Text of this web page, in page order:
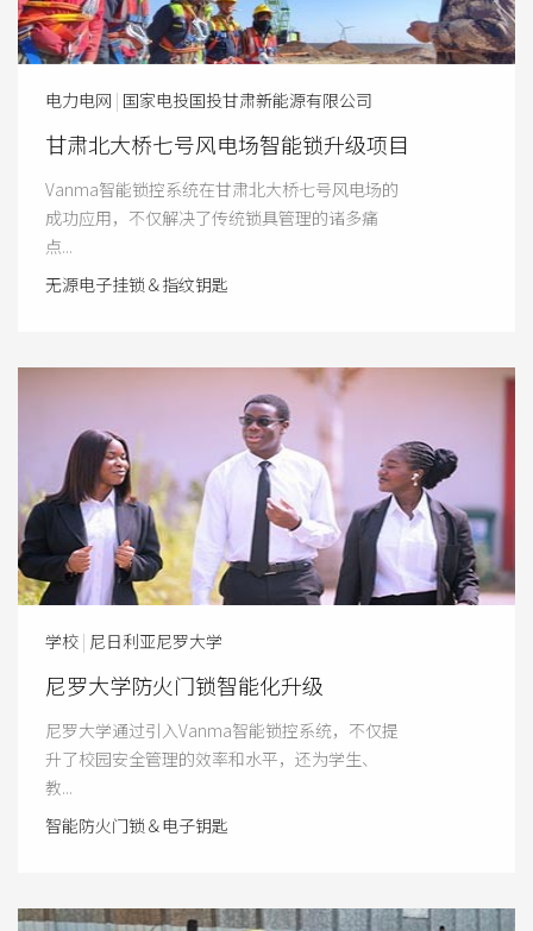
电力电网 | 国家电投国投甘肃新能源有限公司
甘肃北大桥七号风电场智能锁升级项目
Vanma智能锁控系统在甘肃北大桥七号风电场的
成功应用，不仅解决了传统锁具管理的诸多痛
点...
无源电子挂锁＆指纹钥匙
学校 | 尼日利亚尼罗大学
尼罗大学防火门锁智能化升级
尼罗大学通过引入Vanma智能锁控系统，不仅提
升了校园安全管理的效率和水平，还为学生、
教...
智能防火门锁＆电子钥匙